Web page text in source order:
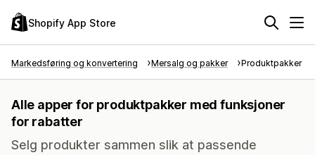
Shopify App Store
Markedsføring og konvertering Mersalg og pakker Produktpakker
Alle apper for produktpakker med funksjoner
for rabatter
Selg produkter sammen slik at passende